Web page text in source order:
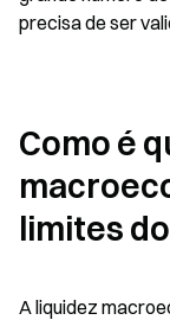
precisa de ser
Como é
limites
A liquidez